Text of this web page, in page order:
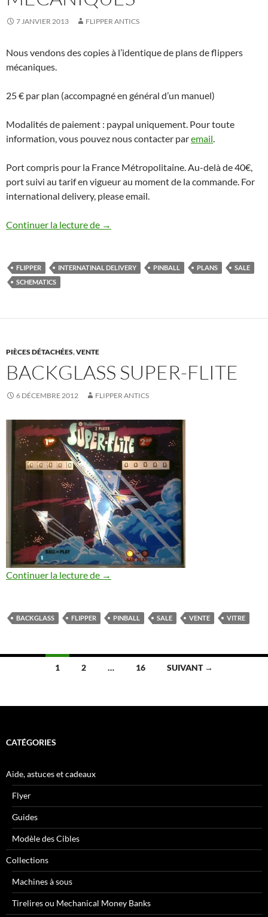
7 JANVIER 2013 FLIPPER ANTICS
Nous vendons des copies à l’identique de plans de flippers
mécaniques.
25 € par plan (accompagné en général d’un manuel)
Modalités de paiement : paypal uniquement. Pour toute
information, vous pouvez nous contacter paremail.
Port compris pour la France Métropolitaine. Au-delà de 40€,
port suivi au tarif en vigueur au moment de la commande. For
international delivery, please email.
Continuer la lecture de Plans Pour Flippers Mécaniques
→
FLIPPER INTERNATINAL DELIVERY PINBALL PLANS
SALE
SCHEMATICS
PIÈCES DÉTACHÉES,VENTE
BACKGLASS SUPER-FLITE
6 DÉCEMBRE 2012 FLIPPER ANTICS
Continuer la lecture de Backglass Super-Flite
→
BACKGLASS FLIPPER PINBALL SALE VENTE VITRE
Navigation
articles
1 2 … 16 SUIVANT →
CATÉGORIES
Aide, astuces et cadeaux
Flyer
Guides
Modèle des Cibles
Collections
Machines à sous
Tirelires ou Mechanical Money Banks